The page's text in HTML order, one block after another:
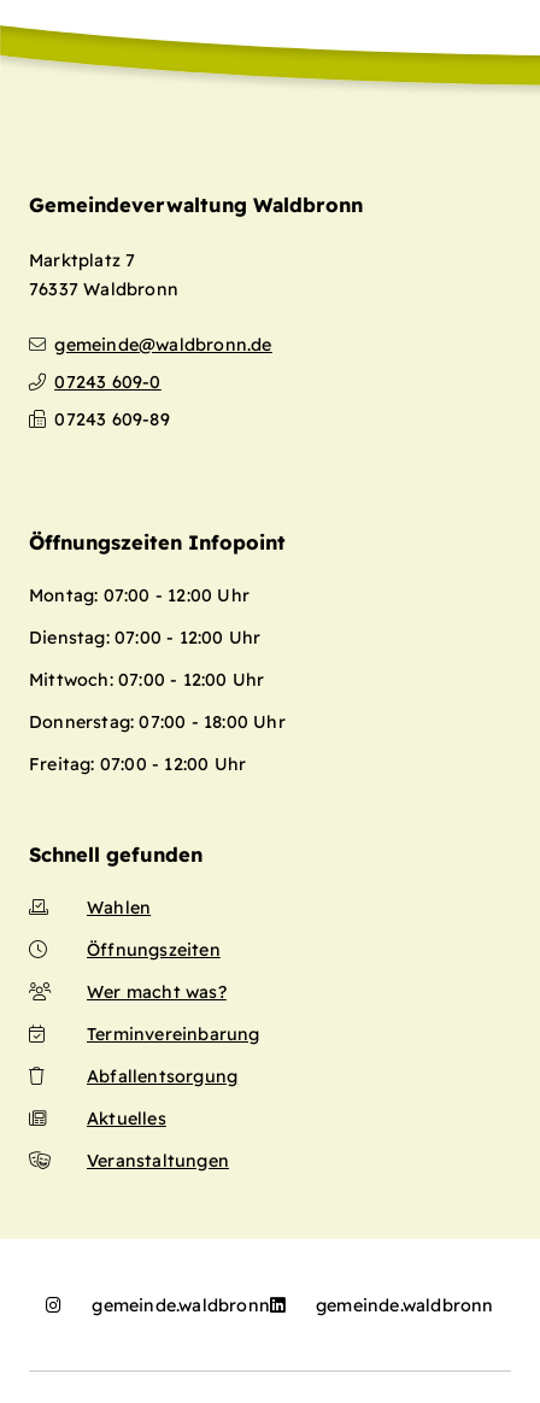
Gemeindeverwaltung Waldbronn
Marktplatz 7
76337 Waldbronn
gemeinde@waldbronn.de
07243 609-0
07243 609-89
Öffnungszeiten Infopoint
Montag: 07:00 - 12:00 Uhr
Dienstag: 07:00 - 12:00 Uhr
Mittwoch: 07:00 - 12:00 Uhr
Donnerstag: 07:00 - 18:00 Uhr
Freitag: 07:00 - 12:00 Uhr
Schnell gefunden
Wahlen
Öffnungszeiten
Wer macht was?
Terminvereinbarung
Abfallentsorgung
Aktuelles
Veranstaltungen
gemeinde.waldbronn gemeinde.waldbronn